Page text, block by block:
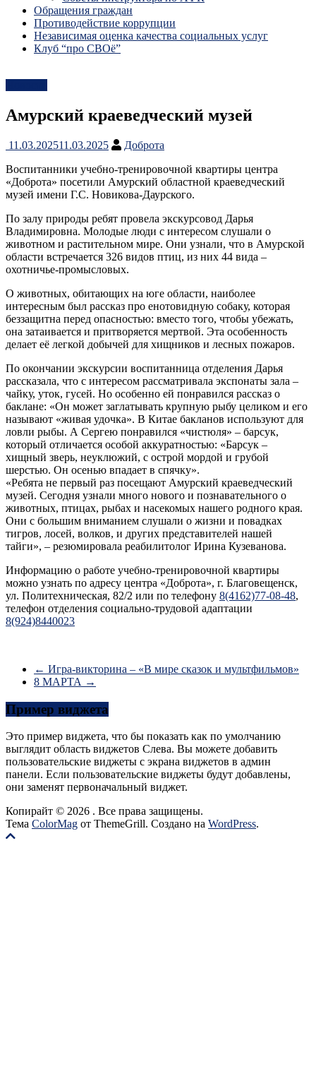
Обращения граждан
Противодействие коррупции
Независимая оценка качества социальных услуг
Клуб “про СВОё”
Амурский краеведческий музей
11.03.202511.03.2025
Доброта
Воспитанники учебно-тренировочной квартиры центра
«Доброта» посетили Амурский областной краеведческий
музей имени Г.С. Новикова-Даурского.
По залу природы ребят провела экскурсовод Дарья
Владимировна. Молодые люди с интересом слушали о
животном и растительном мире. Они узнали, что в Амурской
области встречается 326 видов птиц, из них 44 вида –
охотничье-промысловых.
О животных, обитающих на юге области, наиболее
интересным был рассказ про енотовидную собаку, которая
беззащитна перед опасностью: вместо того, чтобы убежать,
она затаивается и притворяется мертвой. Эта особенность
делает её легкой добычей для хищников и лесных пожаров.
По окончании экскурсии воспитанница отделения Дарья
рассказала, что с интересом рассматривала экспонаты зала –
чайку, уток, гусей. Но особенно ей понравился рассказ о
баклане: «Он может заглатывать крупную рыбу целиком и его
называют «живая удочка». В Китае бакланов используют для
ловли рыбы. А Сергею понравился «чистюля» – барсук,
который отличается особой аккуратностью: «Барсук –
хищный зверь, неуклюжий, с острой мордой и грубой
шерстью. Он осенью впадает в спячку».
«Ребята не первый раз посещают Амурский краеведческий
музей. Сегодня узнали много нового и познавательного о
животных, птицах, рыбах и насекомых нашего родного края.
Они с большим вниманием слушали о жизни и повадках
тигров, лосей, волков, и других представителей нашей
тайги», – резюмировала реабилитолог Ирина Кузеванова.
Информацию о работе учебно-тренировочной квартиры
можно узнать по адресу центра «Доброта», г. Благовещенск,
ул. Политехническая, 82/2 или по телефону 8(4162)77-08-48,
телефон отделения социально-трудовой адаптации
8(924)8440023
← Игра-викторина – «В мире сказок и мультфильмов»
8 МАРТА →
Пример виджета
Это пример виджета, что бы показать как по умолчанию
выглядит область виджетов Слева. Вы можете добавить
пользовательские виджеты с экрана виджетов в админ
панели. Если пользовательские виджеты будут добавлены,
они заменят первоначальный виджет.
Копирайт © 2026 . Все права защищены.
Тема ColorMag от ThemeGrill. Создано на WordPress.